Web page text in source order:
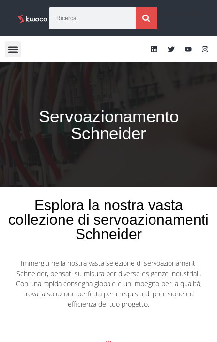
Servoazionamento
Schneider
Esplora la nostra vasta
collezione di servoazionamenti
Schneider
Immergiti nella nostra vasta selezione di servoazionamenti
Schneider, pensati su misura per diverse esigenze industriali.
Con una rapida consegna globale e un impegno per la qualità,
trova la soluzione perfetta per i requisiti di precisione ed
efficienza del tuo progetto.